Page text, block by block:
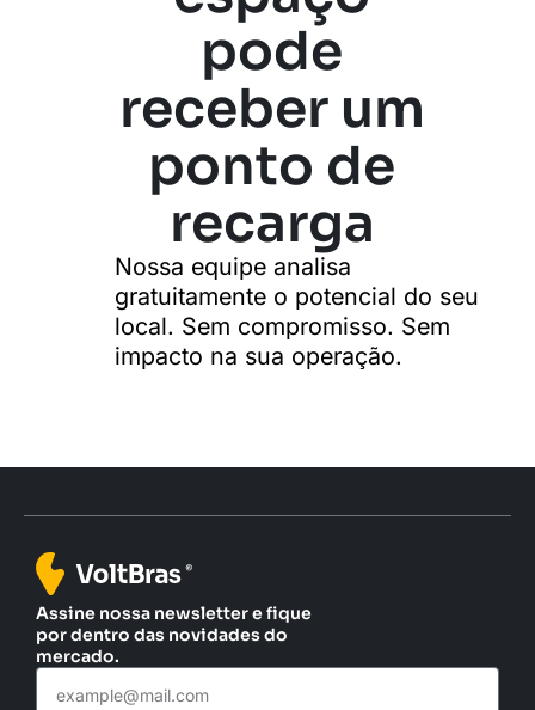
pode
receber um
ponto de
recarga
Nossa equipe analisa
gratuitamente o potencial do seu
local. Sem compromisso. Sem
impacto na sua operação.
Assine nossa newsletter e fique
por dentro das novidades do
mercado.